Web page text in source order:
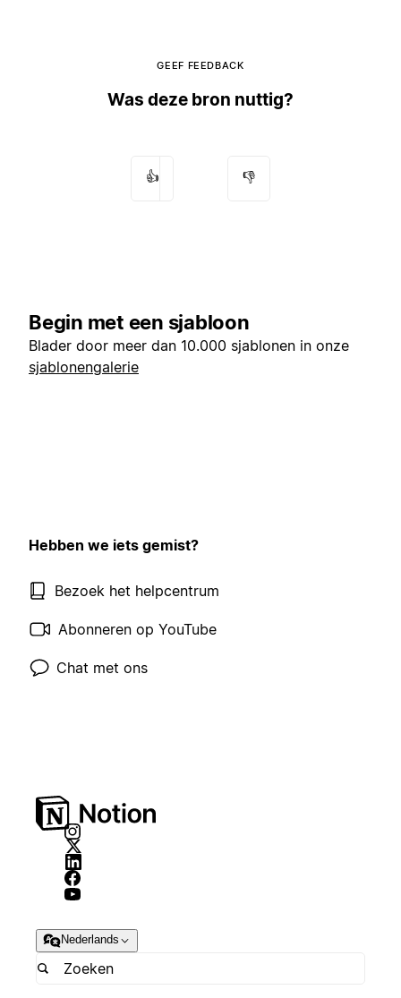
GEEF FEEDBACK
Was deze bron nuttig?
👍 👎
Begin met een sjabloon
Blader door meer dan 10.000 sjablonen in onze
sjablonengalerie
Hebben we iets gemist?
Bezoek het helpcentrum
Abonneren op YouTube
Chat met ons
Nederlands